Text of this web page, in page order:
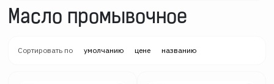
Масло промывочное
Сортировать по умолчанию цене названию